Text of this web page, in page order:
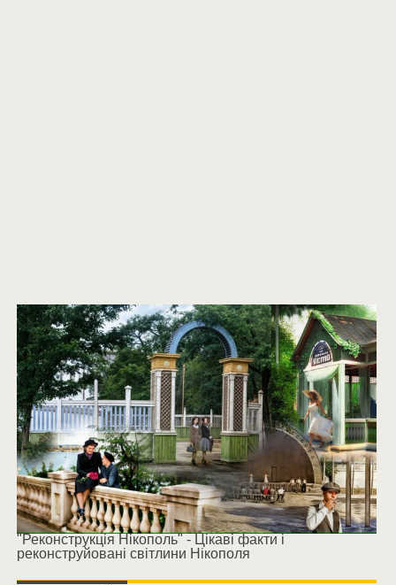
"Реконструкція Нікополь" - Цікаві факти і
реконструйовані світлини Нікополя